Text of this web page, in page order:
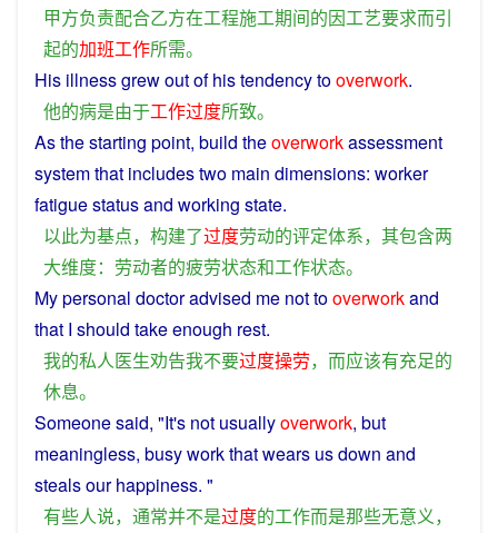
甲方负责配合乙方在工程施工期间的因工艺要求而引
起的加班工作所需。
His illnessgrew outofhis tendencytooverwork.
他的病是由于工作过度所致。
Asthestarting point, build theoverworkassessment
systemthat includestwo main dimensions: worker
fatiguestatusand working state.
以此为基点， 构建了过度劳动的评定体系， 其包含两
大维度： 劳动者的疲劳状态和工作状态。
Mypersonal doctoradvised me nottooverworkand
that I should takeenough rest.
我的私人医生劝告我不要过度操劳， 而应该有充足的
休息。
Someonesaid, "It's not usuallyoverwork, but
meaningless, busyworkthat wears usdown and
steals ourhappiness. "
有些人说， 通常并不是过度的工作而是那些无意义，